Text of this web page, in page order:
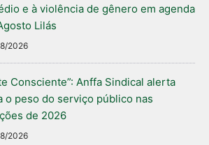
e à violência de gênero em agenda
Lilás
2026
Consciente”: Anffa Sindical alerta
o peso do serviço público nas
de 2026
2026